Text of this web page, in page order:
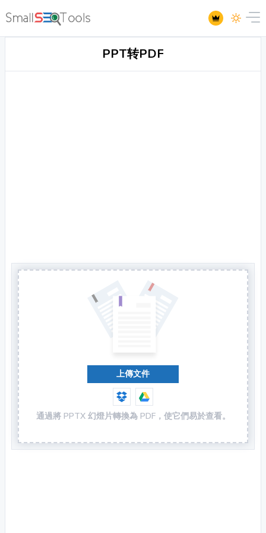
PPT转PDF
上傳文件
通過將 PPTX 幻燈片轉換為 PDF，使它們易於查看。